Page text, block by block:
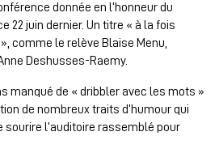
donnée en l’honneur du
22 juin dernier. Un titre « à la fois
comme le relève Blaise Menu,
Deshusses-Raemy.
manqué de « dribbler avec les mots »
de nombreux traits d’humour qui
sourire l’auditoire rassemblé pour